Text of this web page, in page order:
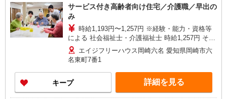
サービス付き高齢者向け住宅／介護職／早出の
み
時給1,193円〜1,257円 ※経験・能力・資格等
による 社会福祉士・介護福祉士 時給1,257円 その
他資格 時給1,193円 ※一律処遇改善加算含む 〇時
間外勤務手当 〇土日祝勤務手当 〇夜勤手当 〇深
夜勤務手当 〇年末年始勤務手当 〇早朝7:00〜
8:00/夜間18:00〜20:00は時給25％UP
エイジフリーハウス岡崎六名 愛知県岡崎市六
名東町7番1
キープ 詳細を見る